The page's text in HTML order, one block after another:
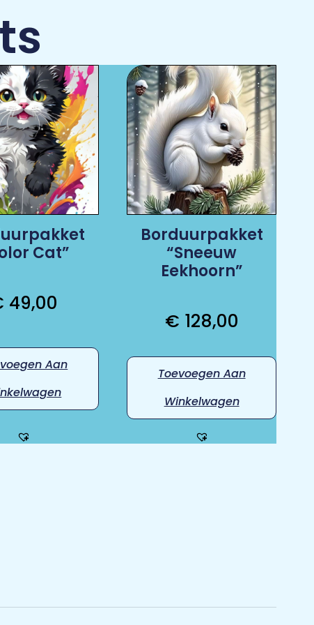
Cat”
49,00
Aan
Borduurpakket
“Sneeuw
Eekhoorn”
€ 128,00
Toevoegen Aan
Winkelwagen